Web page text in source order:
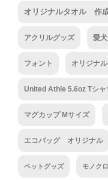
オリジナルタオル 作
アクリルグッズ 愛犬
フォント オリジナ
United Athle 5.6oz Tシャ
マグカップ Mサイズ
エコバッグ オリジナル
ペットグッズ モノクロ